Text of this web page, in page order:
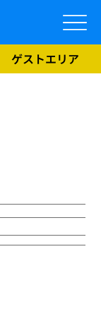
ゲストエリア